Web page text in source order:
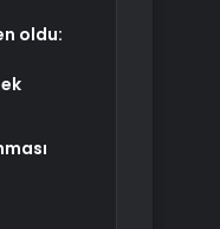
oldu: